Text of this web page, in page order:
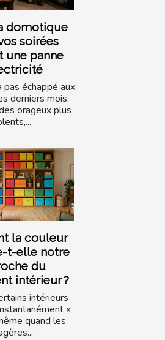
domotique
soirées
une panne
pas échappé aux
derniers mois,
orageux plus
la couleur
t-elle notre
du
intérieur ?
intérieurs
«
quand les